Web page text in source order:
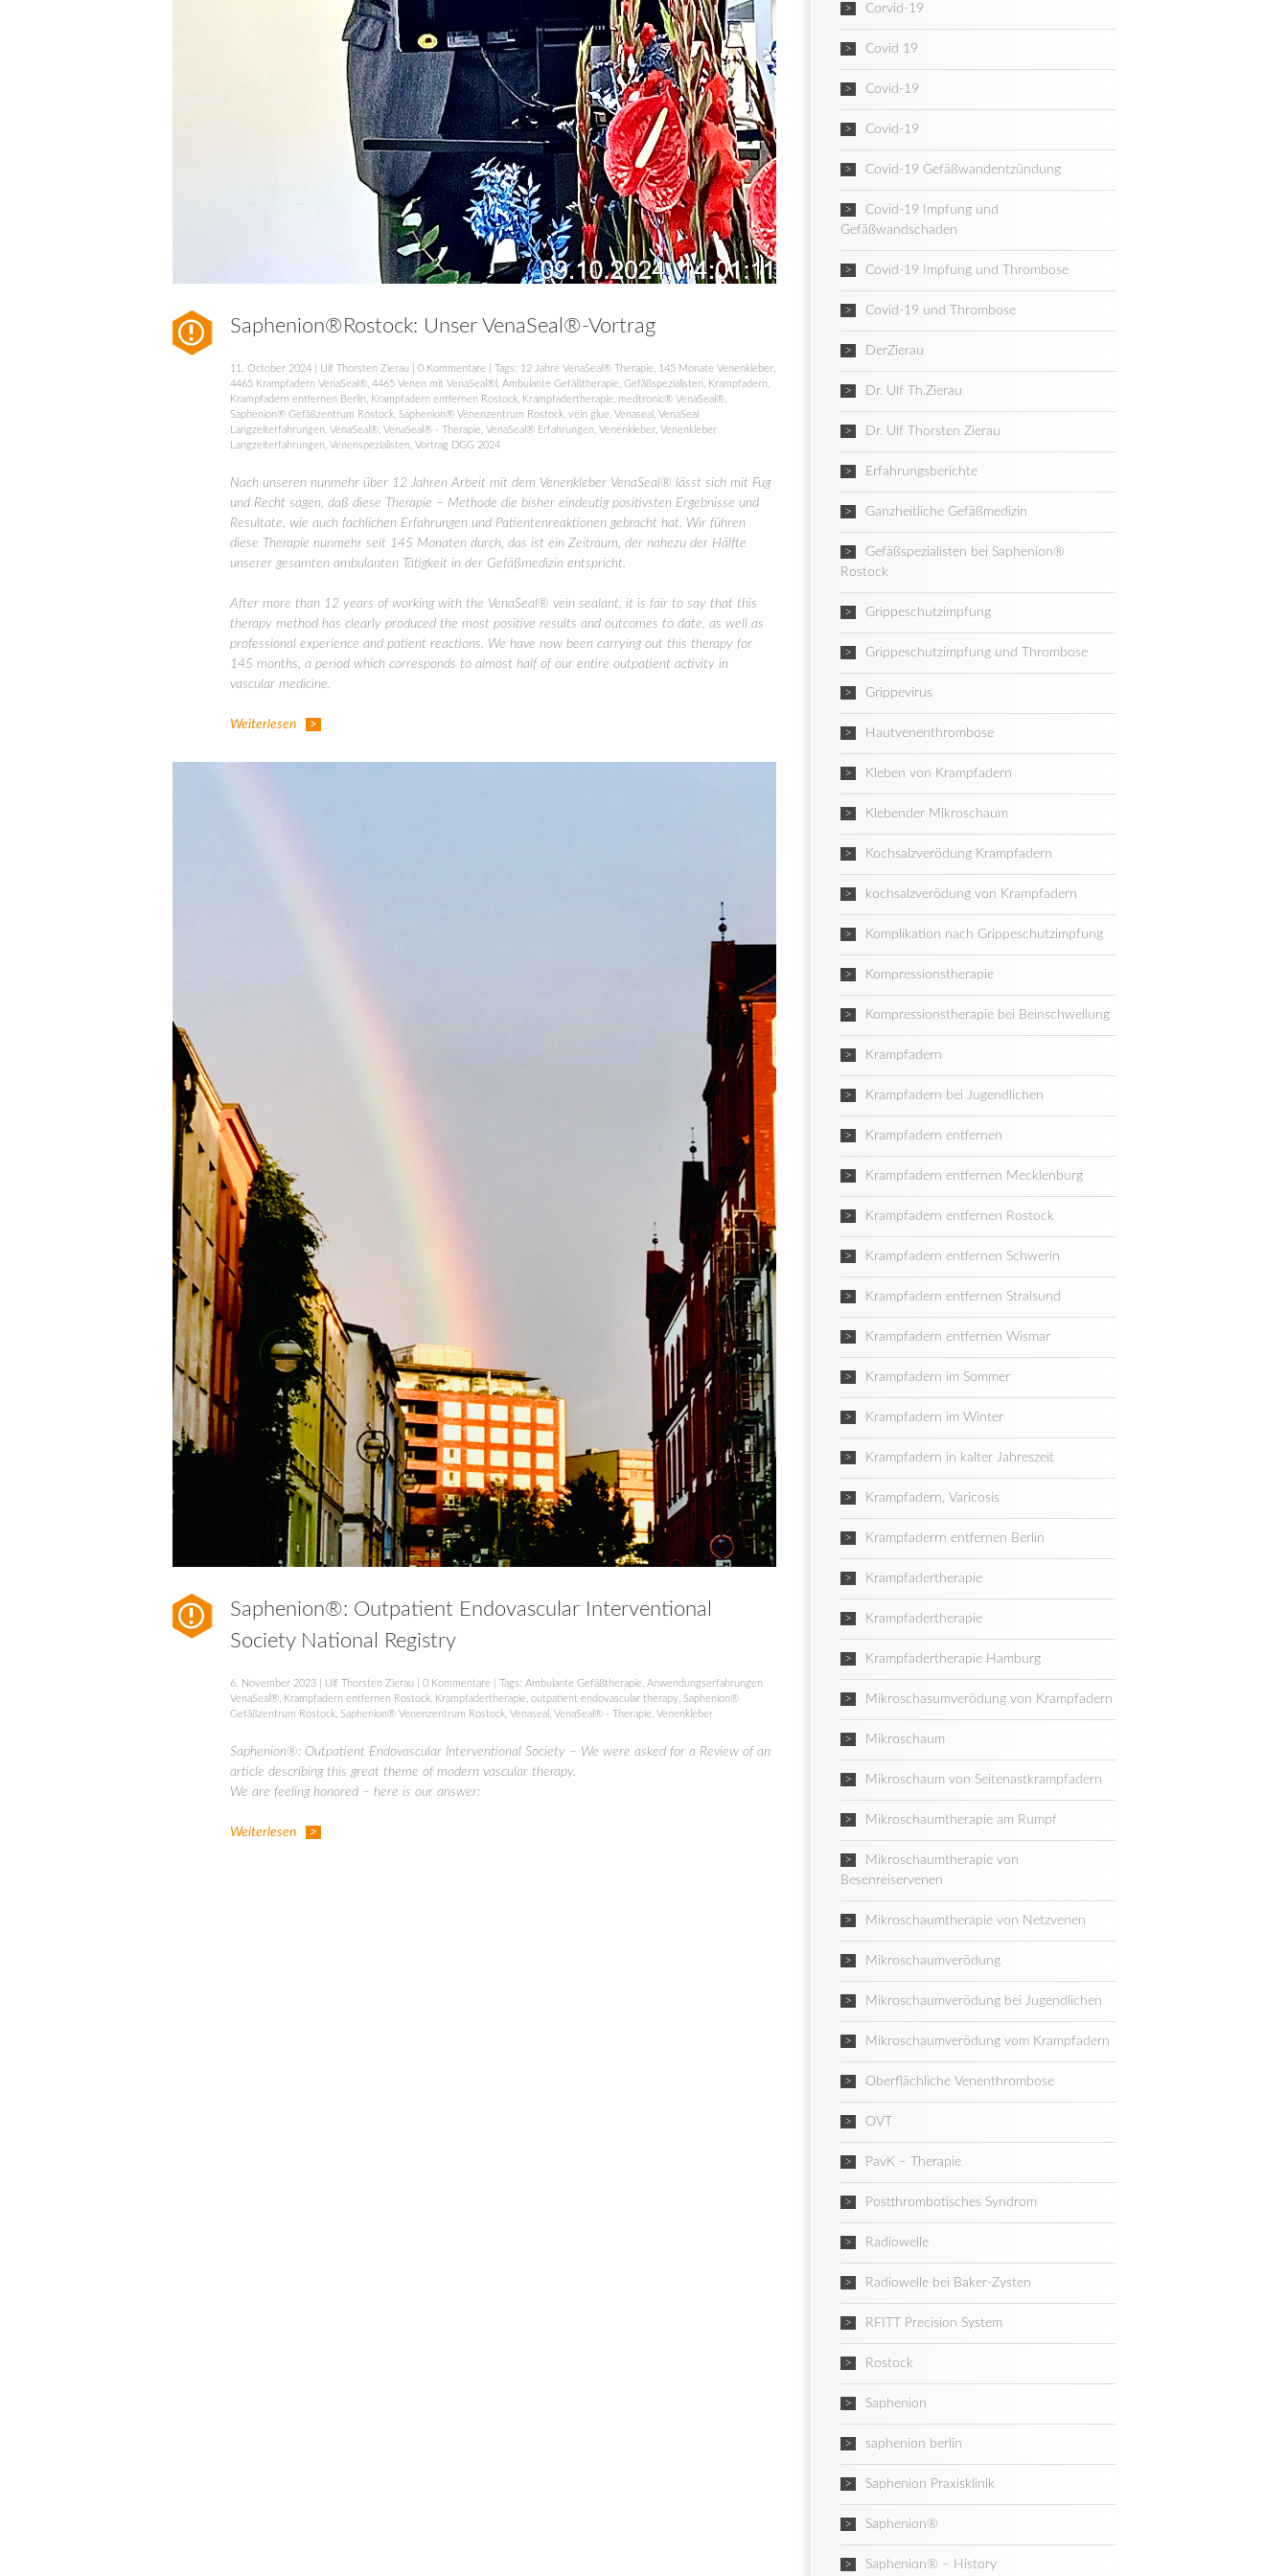
Saphenion®Rostock: Unser VenaSeal®-Vortrag
11. October 2024 Ulf Thorsten Zierau 0 Kommentare | Tags: 12 Jahre VenaSeal® Therapie, 145 Monate Venenkleber,
4465 Krampfadern VenaSeal®, 4465 Venen mit VenaSeal®l , Ambulante Gefäßtherapie, Gefäßspezialisten, Krampfadern,
Krampfadern entfernen Berlin, Krampfadern entfernen Rostock, Krampfadertherapie, medtronic® VenaSeal®,
Saphenion® Gefäßzentrum Rostock, Saphenion® Venenzentrum Rostock, vein glue, Venaseal , VenaSeal
Langzeiterfahrungen, VenaSeal®, VenaSeal® - Therapie, VenaSeal® Erfahrungen, Venenkleber, Venenkleber
Langzeiterfahrungen, Venenspezialisten, Vortrag DGG 2024
Nach unseren nunmehr über 12 Jahren Arbeit mit dem Venenkleber VenaSeal® lässt sich mit Fug
und Recht sagen, daß diese Therapie – Methode die bisher eindeutig positivsten Ergebnisse und
Resultate, wie auch fachlichen Erfahrungen und Patientenreaktionen gebracht hat. Wir führen
diese Therapie nunmehr seit 145 Monaten durch, das ist ein Zeitraum, der nahezu der Hälfte
unserer gesamten ambulanten Tätigkeit in der Gefäßmedizin entspricht.
After more than 12 years of working with the VenaSeal® vein sealant, it is fair to say that this
therapy method has clearly produced the most positive results and outcomes to date, as well as
professional experience and patient reactions. We have now been carrying out this therapy for
145 months, a period which corresponds to almost half of our entire outpatient activity in
vascular medicine.
Weiterlesen
Saphenion®: Outpatient Endovascular Interventional
Society National Registry
6. November 2023 Ulf Thorsten Zierau 0 Kommentare | Tags: Ambulante Gefäßtherapie Anwendungserfahrungen
VenaSeal®
Krampfadern entfernen Rostock Krampfadertherapie outpatient endovascular therapy
Saphenion®
Gefäßzentrum Rostock Saphenion® Venenzentrum Rostock Venaseal VenaSeal® - Therapie Venenkleber
Saphenion®: Outpatient Endovascular Interventional Society – We were asked for a Review of an
article describing this great theme of modern vascular therapy.
We are feeling honored – here is our answer:
Weiterlesen
Corvid-19
Covid 19
Covid-19
Covid-19
Covid-19 Gefäßwandentzündung
Covid-19 Impfung und
Gefäßwandschaden
Covid-19 Impfung und Thrombose
Covid-19 und Thrombose
DerZierau
Dr. Ulf Th.Zierau
Dr. Ulf Thorsten Zierau
Erfahrungsberichte
Ganzheitliche Gefäßmedizin
Gefäßspezialisten bei Saphenion®
Rostock
Grippeschutzimpfung
Grippeschutzimpfung und Thrombose
Grippevirus
Hautvenenthrombose
Kleben von Krampfadern
Klebender Mikroschaum
Kochsalzverödung Krampfadern
kochsalzverödung von Krampfadern
Komplikation nach Grippeschutzimpfung
Kompressionstherapie
Kompressionstherapie bei Beinschwellung
Krampfadern
Krampfadern bei Jugendlichen
Krampfadern entfernen
Krampfadern entfernen Mecklenburg
Krampfadern entfernen Rostock
Krampfadern entfernen Schwerin
Krampfadern entfernen Stralsund
Krampfadern entfernen Wismar
Krampfadern im Sommer
Krampfadern im Winter
Krampfadern in kalter Jahreszeit
Krampfadern, Varicosis
Krampfaderrn entfernen Berlin
Krampfadertherapie
Krampfadertherapie
Krampfadertherapie Hamburg
Mikroschasumverödung von Krampfadern
Mikroschaum
Mikroschaum von Seitenastkrampfadern
Mikroschaumtherapie am Rumpf
Mikroschaumtherapie von
Besenreiservenen
Mikroschaumtherapie von Netzvenen
Mikroschaumverödung
Mikroschaumverödung bei Jugendlichen
Mikroschaumverödung vom Krampfadern
Oberflächliche Venenthrombose
OVT
PavK – Therapie
Postthrombotisches Syndrom
Radiowelle
Radiowelle bei Baker-Zysten
RFITT Precision System
Rostock
Saphenion
saphenion berlin
Saphenion Praxisklinik
Saphenion®
Saphenion® – History